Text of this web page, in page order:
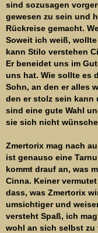
sind sozusagen
gewesen zu sein und
Rückreise gemacht.
Soweit ich weiß,
kann Stilo verstehen
Er beneidet uns im
uns hat. Wie sollte es
Sohn, an den er alles
den er stolz sein kann
sind eine gute Wahl
sie sich nicht
Zmertorix mag nach
ist genauso eine
kommt drauf an, was
Cinna. Keiner
dass, was Zmertorix
umsichtiger und
versteht Spaß, ich
wohl an sich selbst zu